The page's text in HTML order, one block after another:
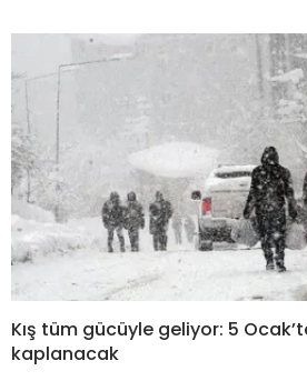
Kış tüm gücüyle geliyor: 5
kaplanacak